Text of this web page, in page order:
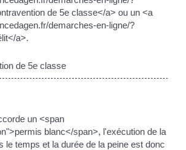
de 5e classe</a> ou un <a
demarches-en-ligne/?
a>.
de 5e classe
un <span
blanc</span>, l'exécution de la
le temps et la durée de la peine est donc